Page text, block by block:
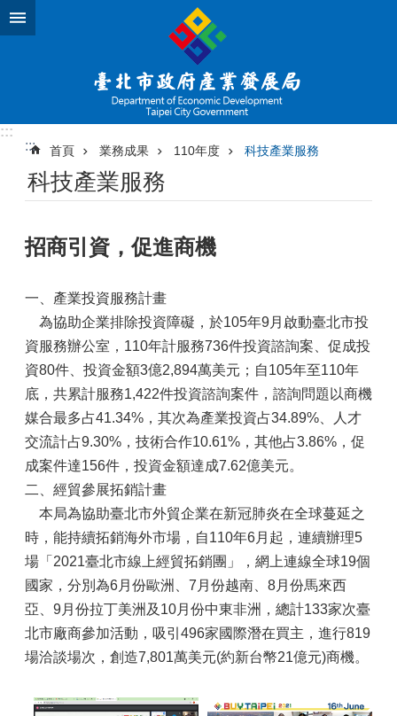
跳到主要內容區塊
:::
:::
首頁 業務成果 110年度 科技產業服務
科技產業服務
招商引資，促進商機
一、產業投資服務計畫
為協助企業排除投資障礙，於105年9月啟動臺北市投
資服務辦公室，110年計服務736件投資諮詢案、促成投
資80件、投資金額3億2,894萬美元；自105年至110年
底，共累計服務1,422件投資諮詢案件，諮詢問題以商機
媒合最多占41.34%，其次為產業投資占34.89%、人才
交流計占9.30%，技術合作10.61%，其他占3.86%，促
成案件達156件，投資金額達成7.62億美元。
二、經貿參展拓銷計畫
本局為協助臺北市外貿企業在新冠肺炎在全球蔓延之
時，能持續拓銷海外市場，自110年6月起，連續辦理5
場「2021臺北市線上經貿拓銷團」，網上連線全球19個
國家，分別為6月份歐洲、7月份越南、8月份馬來西
亞、9月份拉丁美洲及10月份中東非洲，總計133家次臺
北市廠商參加活動，吸引496家國際潛在買主，進行819
場洽談場次，創造7,801萬美元(約新台幣21億元)商機。